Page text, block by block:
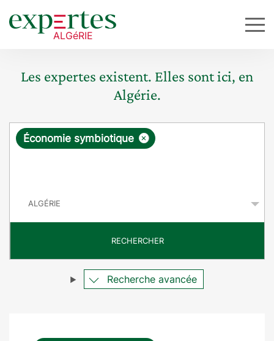
Les expertes existent. Elles sont ici, en
Algérie.
R
ê
e
×
Économie symbiotique
RECHERCHER
Recherche avancée